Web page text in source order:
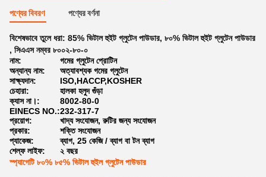
পণ্যের বিবরণ পণ্যের বর্ণনা
বিশেষভাবে তুলে ধরা: 85% ভিটাল হুইট গ্লুটেন পাউডার, ৮০% ভিটাল হুইট গ্লুটেন পাউডার
, সিএএস নম্বর ৮০০২-৮০-০
নাম:
গমের গ্লুটেন প্রোটিন
অন্যান্য নাম:
অত্যাবশ্যক গমের গ্লুটেন
সাক্ষ্যদান:
ISO,HACCP,KOSHER
চেহারা:
হালকা হলুদ গুঁড়া
ক্যাস না।:
8002-80-0
EINECS NO.:232-317-7
প্রয়োগ:
খাদ্য সংযোজন, রুটির জন্য সংযোজন
প্রকার:
শক্তি সংযোজন
প্যাকেজ:
ব্যাগ, 25 কেজি / ব্যাগ বা টন ব্যাগ
শেল্ফ লাইফ:
২ বছর
স্প্যাগেটি ৮০% ৮৫% ভিটাল হুইল গ্লুটেন পাউডার